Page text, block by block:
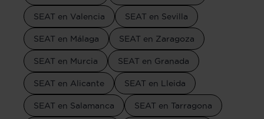
SEAT en Valencia SEAT en Sevilla
SEAT en Málaga SEAT en Zaragoza
SEAT en Murcia SEAT en Granada
SEAT en Alicante SEAT en Lleida
SEAT en Salamanca SEAT en Tarragona